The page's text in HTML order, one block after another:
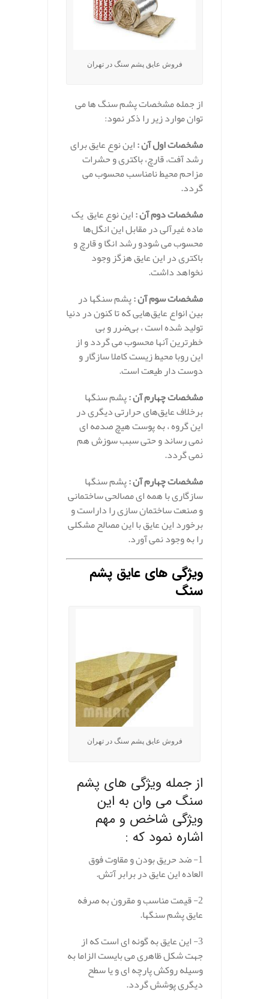
فروش عایق پشم سنگ در تهران
از جمله مشخصات پشم سنگ ها می
توان موارد زیر را ذکر نمود:
مشخصات اول آن :این نوع عایق برای
رشد آفت، قارچ، باکتری و حشرات
مزاحم محیط نامناسب محسوب می
گردد.
مشخصات دوم آن :این نوع عایق یک
ماده غیرآلی در مقابل این انگل‌ها
محسوب می شودو رشد انگا و قارچ و
باکتری در این عایق هزگز وجود
نخواهد داشت.
مشخصات سوم آن :پشم سنگها در
بین انواع عایق‌هایی که تا کنون در دنیا
تولید شده است ، بی‌ضرر و بی
خطرترین آنها محسوب می گردد و از
این روبا محیط زیست کاملا سازگار و
دوست دار طیعت است.
مشخصات چهارم آن :پشم سنگها
برخلاف عایق‌های حرارتی دیگری در
این گروه ، به پوست هیچ صدمه ای
نمی رساند و حتی سبب سوزش هم
نمی گردد.
مشخصات چهارم آن :پشم سنگها
سازگاری با همه ای مصالحی ساختمانی
و صنعت ساختمان سازی را داراست و
برخورد این عایق با این مصالح مشکلی
را به وجود نمی آورد.
ویژگی های عایق پشم
سنگ
فروش عایق پشم سنگ در تهران
از جمله ویژگی های پشم
سنگ می وان به این
ویژگی شاخص و مهم
اشاره نمود که :
1- ضد حریق بودن و مقاوت فوق
العاده این عایق در برابر آتش.
2- قیمت مناسب و مقرون به صرفه
عایق پشم سنگها.
3- این عایق به گونه ای است که از
جهت شکل ظاهری می بایست الزاما به
وسیله روکش پارچه ای و یا سطح
دیگری پوشش گردد.